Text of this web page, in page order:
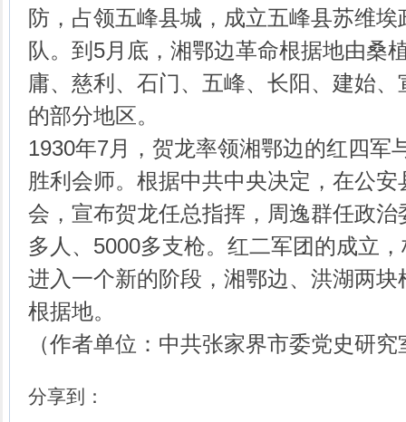
防，占领五峰县城，成立五峰县苏维
队。到5月底，湘鄂边革命根据地由桑
庸、慈利、石门、五峰、长阳、建始
的部分地区。
1930年7月，贺龙率领湘鄂边的红四军
胜利会师。根据中共中央决定，在公
会，宣布贺龙任总指挥，周逸群任政
多人、5000多支枪。红二军团的成立
进入一个新的阶段，湘鄂边、洪湖两
根据地。
（作者单位：中共张家界市委党史研究
分享到：